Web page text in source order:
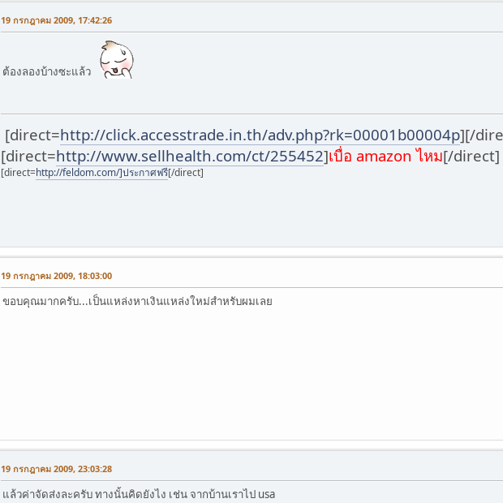
19 กรกฎาคม 2009, 17:42:26
ต้องลองบ้างซะแล้ว
[direct=http://click.accesstrade.in.th/adv.php?rk=00001b00004p][/
[direct=http://www.sellhealth.com/ct/255452]เบื่อ amazon ไหม[/direct]
[direct=http://feldom.com/]ประกาศฟรี[/direct]
19 กรกฎาคม 2009, 18:03:00
ขอบคุณมากครับ...เป็นแหล่งหาเงินแหล่งใหม่สำหรับผมเลย
19 กรกฎาคม 2009, 23:03:28
แล้วค่าจัดส่งละครับ ทางนั้นคิดยังไง เช่น จากบ้านเราไป usa